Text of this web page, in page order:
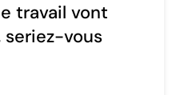
travail vont
seriez-vous